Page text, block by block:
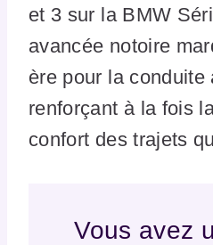
et 3 sur la BMW
avancée notoire
ère pour la conduite
renforçant à la fois
confort des trajets
Vous avez